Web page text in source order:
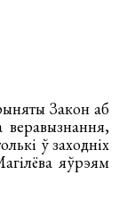
Закон аб
веравызнання,
ў заходніх
яўрэям